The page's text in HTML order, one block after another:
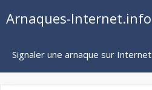
auArnaques-Internet.info
Signaler une arnaque sur Internet